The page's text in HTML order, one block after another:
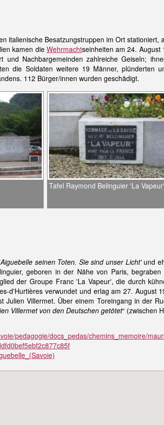
italienische Besatzungstruppen im Ort
kamen dieWehrmachtseinheiten am 24. August
und Nachbargemeinden zahlreiche Geiseln;
die Soldaten weitere 19 Männer,
112 Bürger/innen wurden geschädigt.
Tafel Raymond Belinguier 'La Vapeur'
Aiguebelle seinen Toten. Sie sind unser Licht' und
geboren in der Nähe von Paris,
der Groupe Franc 'La Vapeur', die durch
d'Hurtières verwundet und erlag am 27. August
Julien Villermet. Über einem Toreingang in der
Villermet von den Deutschen getötet“ (zwischen
pedagogie/docs_pedas/chemins_memoire/